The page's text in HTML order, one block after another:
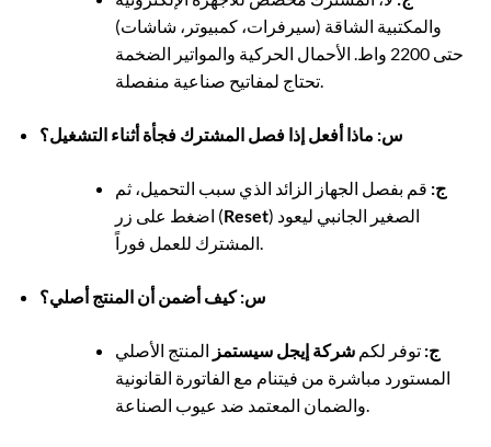
والمكتبية الشاقة (سيرفرات، كمبيوتر، شاشات)
حتى 2200 واط. الأحمال الحركية والمواتير الضخمة
تحتاج لمفاتيح صناعية منفصلة.
س: ماذا أفعل إذا فصل المشترك فجأة أثناء التشغيل؟
ج: قم بفصل الجهاز الزائد الذي سبب التحميل، ثم
اضغط على زر (Reset) الصغير الجانبي ليعود
المشترك للعمل فوراً.
س: كيف أضمن أن المنتج أصلي؟
ج: توفر لكمشركة إيجل سيستمز المنتج الأصلي
المستورد مباشرة من فيتنام مع الفاتورة القانونية
والضمان المعتمد ضد عيوب الصناعة.